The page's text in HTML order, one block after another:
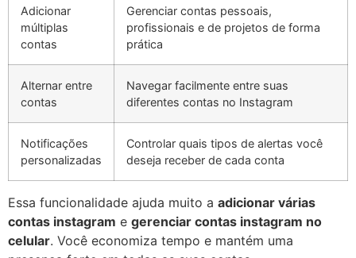
Adicionar
múltiplas
contas
Gerenciar contas pessoais,
profissionais e de projetos de forma
prática
Alternar entre
contas
Navegar facilmente entre suas
diferentes contas no Instagram
Notificações
personalizadas
Controlar quais tipos de alertas você
deseja receber de cada conta
Essa funcionalidade ajuda muito a adicionar várias
contas instagram e gerenciar contas instagram no
celular. Você economiza tempo e mantém uma